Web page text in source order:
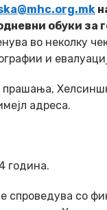
обуки за
во неколку
и
адреса.
година.
спроведува со